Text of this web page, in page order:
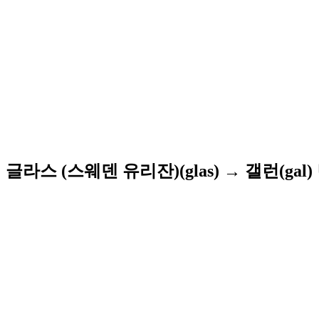
글라스 (스웨덴 유리잔)(glas) → 갤런(gal)